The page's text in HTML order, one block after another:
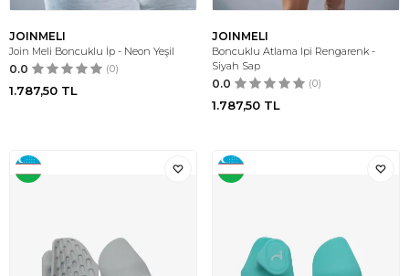
JOINMELI
Join Meli Boncuklu İp - Neon Yeşil
0.0 (0)
1.787,50 TL
JOINMELI
Boncuklu Atlama Ipi Rengarenk -
Siyah Sap
0.0 (0)
1.787,50 TL